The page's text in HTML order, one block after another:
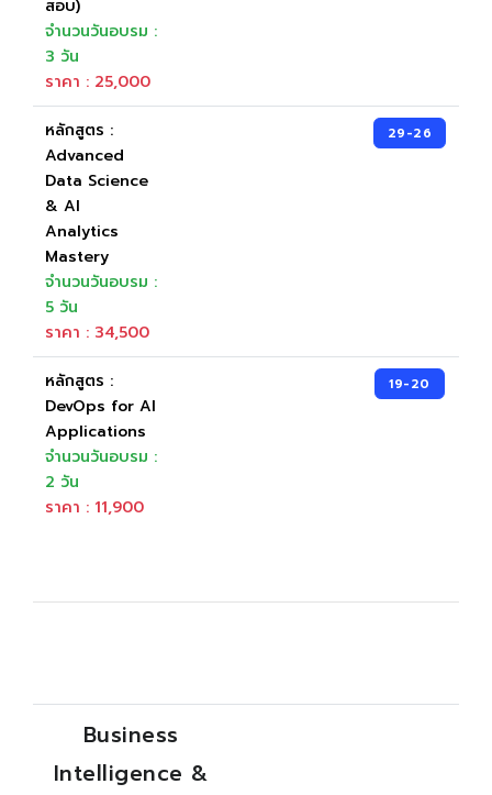
สอบ)
จำนวนวันอบรม :
3 วัน
ราคา : 25,000
หลักสูตร :
Advanced
Data Science
& AI
Analytics
Mastery
จำนวนวันอบรม :
5 วัน
ราคา : 34,500
29-26
หลักสูตร :
DevOps for AI
Applications
จำนวนวันอบรม :
2 วัน
ราคา : 11,900
19-20
Business
Intelligence &